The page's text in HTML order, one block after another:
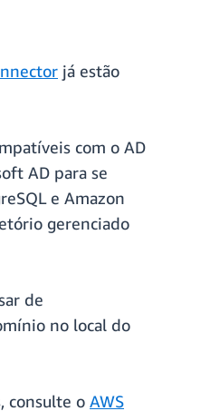
já estão
com o AD
AD para se
e Amazon
gerenciado
de
no local do
consulte o AWS